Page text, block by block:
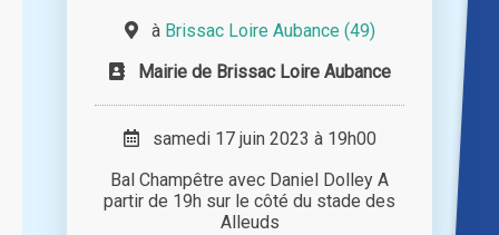
à Brissac Loire Aubance (49)
Mairie de Brissac Loire Aubance
samedi 17 juin 2023 à 19h00
Bal Champêtre avec Daniel Dolley A
partir de 19h sur le côté du stade des
Alleuds